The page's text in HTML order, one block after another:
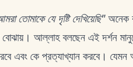
তোমাকে যে দৃষ্টি দেখিয়েছি"অনেক
আল্লাহ বলছেন এই দর্শন
এবং কে প্রত্যাখ্যান করবে।